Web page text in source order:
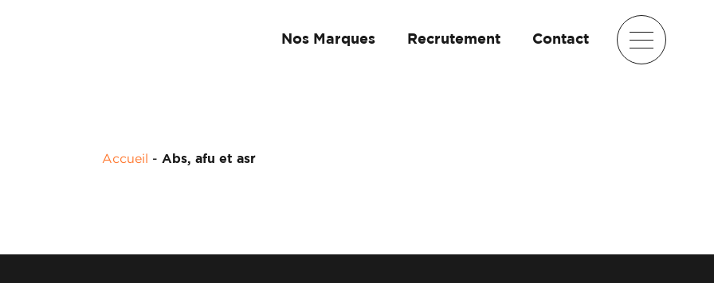
Nos Marques Recrutement Contact
Accueil - Abs, afu et asr